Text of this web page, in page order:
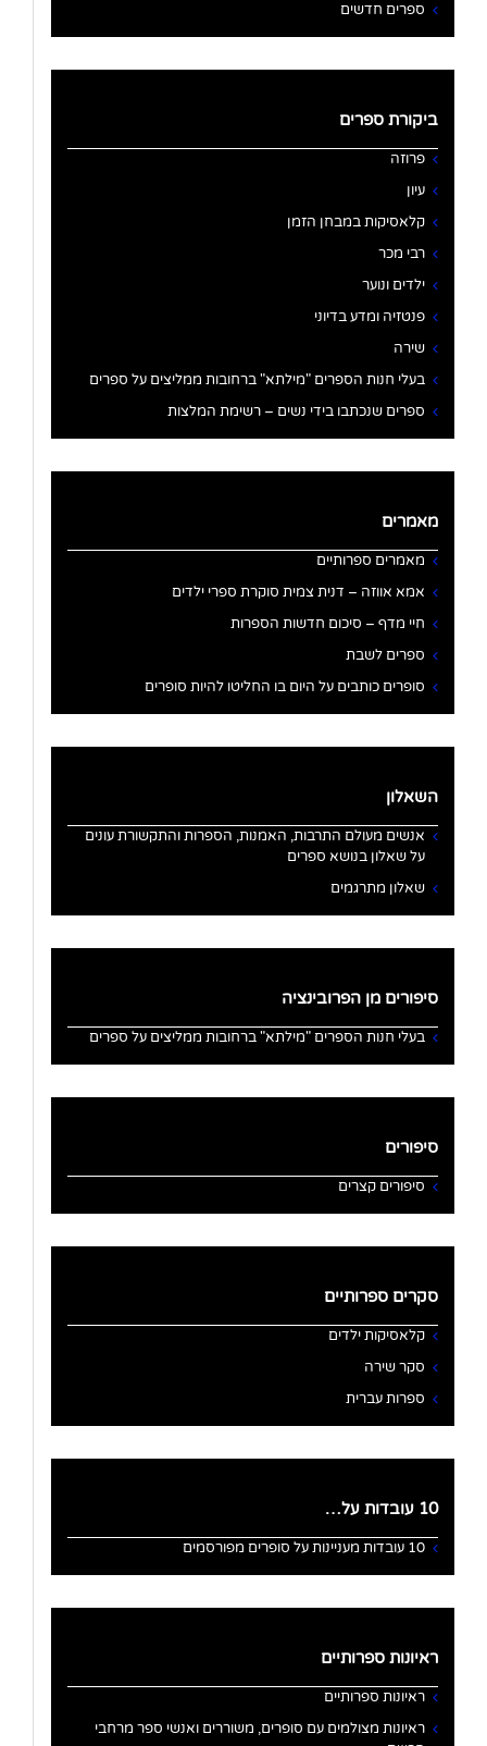
ספרים חדשים
ביקורת ספרים
פרוזה
עיון
קלאסיקות במבחן הזמן
רבי מכר
ילדים ונוער
פנטזיה ומדע בדיוני
שירה
בעלי חנות הספרים "מילתא" ברחובות ממליצים על ספרים
ספרים שנכתבו בידי נשים – רשימת המלצות
מאמרים
מאמרים ספרותיים
אמא אווזה – דנית צמית סוקרת ספרי ילדים
חיי מדף – סיכום חדשות הספרות
ספרים לשבת
סופרים כותבים על היום בו החליטו להיות סופרים
השאלון
אנשים מעולם התרבות, האמנות, הספרות והתקשורת עונים
על שאלון בנושא ספרים
שאלון מתרגמים
סיפורים מן הפרובינציה
בעלי חנות הספרים "מילתא" ברחובות ממליצים על ספרים
סיפורים
סיפורים קצרים
סקרים ספרותיים
קלאסיקות ילדים
סקר שירה
ספרות עברית
10 עובדות על…
10 עובדות מעניינות על סופרים מפורסמים
ראיונות ספרותיים
ראיונות ספרותיים
ראיונות מצולמים עם סופרים, משוררים ואנשי ספר מרחבי